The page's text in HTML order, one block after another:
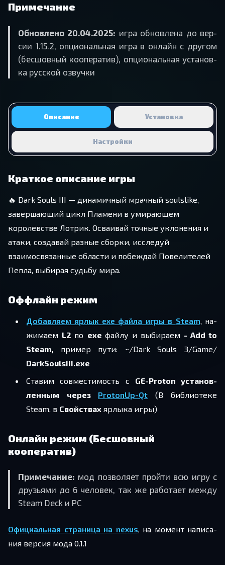
Примечание
Об­нов­ле­но 20.04.2025: игра об­нов­ле­на до вер­
сии 1.15.2, оп­ци­о­наль­ная игра в он­лайн с дру­гом
(бес­шов­ный ко­опе­ра­тив), оп­ци­о­наль­ная уста­нов­
ка рус­ской озвуч­ки
Описание Установка
Настройки
Краткое описание игры
🔥 Dark Souls III — динамичный мрачный soulslike,
завершающий цикл Пламени в умирающем
королевстве Лотрик. Осваивай точные уклонения и
атаки, создавай разные сборки, исследуй
взаимосвязанные области и побеждай Повелителей
Пепла, выбирая судьбу мира.
Оффлайн режим
До­бав­ля­ем ярлык exe файла игры в Steam , на­
жи­ма­ем L2 по exe файлу и вы­би­ра­ем - Add to
Steam, при­мер пути: ~/​Dark Souls 3/​Game/​
DarkSoulsIII.exe
Ста­вим сов­ме­сти­мость с GE-Proton уста­нов­
лен­ным через ProtonUp-Qt
(В биб­лио­те­ке
Steam, в Свой­ствах яр­лы­ка игры)
Онлайн режим (Бесшовный
кооператив)
При­ме­ча­ние: мод поз­во­ля­ет прой­ти всю игру с
дру­зья­ми до 6 че­ло­век, так же ра­бо­та­ет между
Steam Deck и PC
Офи­ци­аль­ная стра­ни­ца на nexus , на мо­мент на­пи­са­
ния вер­сия мода 0.1.1